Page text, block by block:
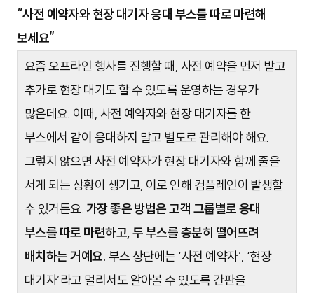
“사전 예약자와 현장 대기자 응대 부스를 따로 마련해
보세요”
요즘 오프라인 행사를 진행할 때, 사전 예약을 먼저 받고
추가로 현장 대기도 할 수 있도록 운영하는 경우가
많은데요. 이때, 사전 예약자와 현장 대기자를 한
부스에서 같이 응대하지 말고 별도로 관리해야 해요.
그렇지 않으면 사전 예약자가 현장 대기자와 함께 줄을
서게 되는 상황이 생기고, 이로 인해 컴플레인이 발생할
수 있거든요. 가장 좋은 방법은 고객 그룹별로 응대
부스를 따로 마련하고, 두 부스를 충분히 떨어뜨려
배치하는 거예요. 부스 상단에는 ‘사전 예약자’, ‘현장
대기자’라고 멀리서도 알아볼 수 있도록 간판을